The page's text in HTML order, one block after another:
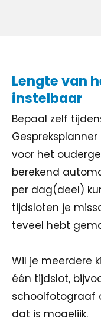
Lengte van
instelbaar
Bepaal zelf
voor het
berekend
per dag(deel)
tijdsloten je
teveel hebt
Wil je meerdere
één tijdslot,
schoolfotograaf
dat is mogelijk.